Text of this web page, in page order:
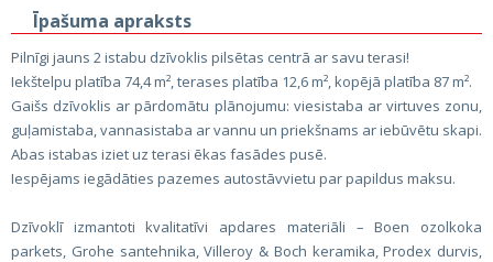
Īpašuma apraksts
Pilnīgi jauns 2 istabu dzīvoklis pilsētas centrā ar savu terasi!
Iekštelpu platība 74,4 m², terases platība 12,6 m², kopējā platība 87 m².
Gaišs dzīvoklis ar pārdomātu plānojumu: viesistaba ar virtuves zonu,
guļamistaba, vannasistaba ar vannu un priekšnams ar iebūvētu skapi.
Abas istabas iziet uz terasi ēkas fasādes pusē.
Iespējams iegādāties pazemes autostāvvietu par papildus maksu.
Dzīvoklī izmantoti kvalitatīvi apdares materiāli – Boen ozolkoka
parkets, Grohe santehnika, Villeroy & Boch keramika, Prodex durvis,